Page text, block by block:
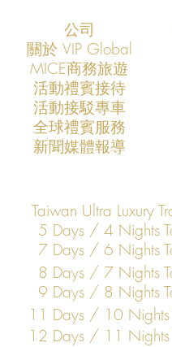
VIP Global成功支援
2026全球AI產業領袖訪
打造亞洲科技展會商
公司
關於 VIP Global
​MICE商務旅遊
​活動禮賓接待
活動接駁專車
​全球禮賓服務
​新聞媒體報導
Taiwan Ultra Luxury
5 Days / 4 Nights
7 Days / 6 Nights
8 Days / 7 Nights
9 Days / 8 Nights
11 Days / 10 Nights
12 Days / 11 Nights